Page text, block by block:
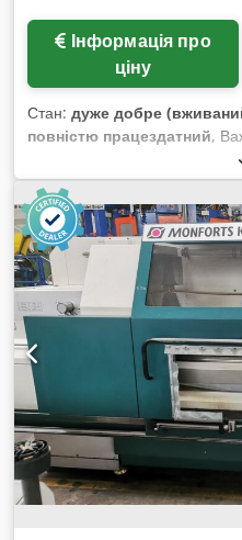
ціну
Стан: дуже добре
повністю працездатний,
Raimann з великою
ложа 500 мм. Корисна
мм. Висота різу 120 мм.
регулювання притискної
Опорний підшипник.
50 м/хв, нова. Привідний
станцією натягування. У
пристрої. Електричний
деякі нові запчастини.